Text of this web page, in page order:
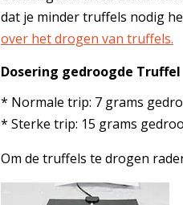
dat je minder truffels nodig
over het drogen van truffels.
Dosering gedroogde Truffel
* Normale trip: 7 grams
* Sterke trip: 15 grams
Om de truffels te drogen